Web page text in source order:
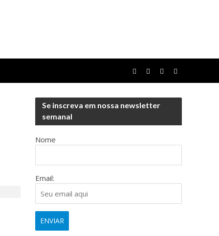
Se inscreva em nossa newsletter
semanal
Nome
Email: